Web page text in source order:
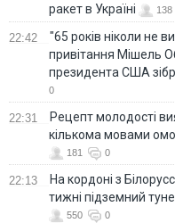
ракет в Україні
138
22:42
"65 років ніколи не
привітання Мішель
президента США
0
22:31
Рецепт молодості
кількома мовами
181 0
22:13
На кордоні з
тижні підземний
550 0